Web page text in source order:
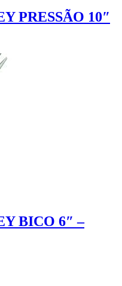
PRESSÃO 10″
BICO 6″ –